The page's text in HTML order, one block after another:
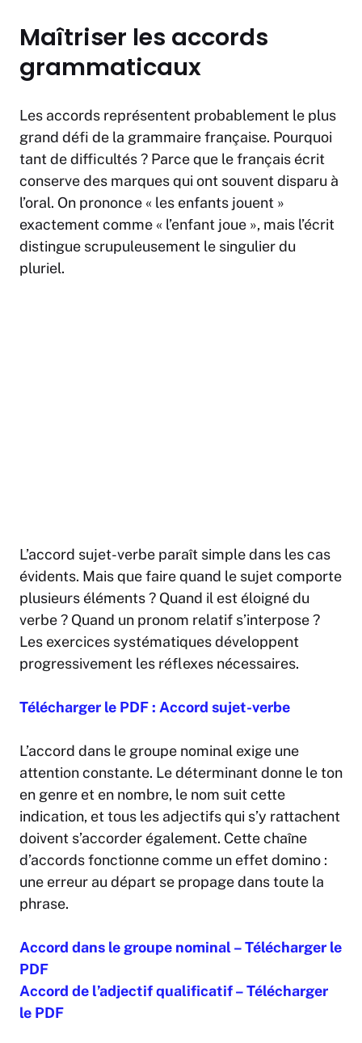
Maîtriser les accords
grammaticaux
Les accords représentent probablement le plus
grand défi de la grammaire française. Pourquoi
tant de difficultés ? Parce que le français écrit
conserve des marques qui ont souvent disparu à
l’oral. On prononce « les enfants jouent »
exactement comme « l’enfant joue », mais l’écrit
distingue scrupuleusement le singulier du
pluriel.
L’accord sujet-verbe paraît simple dans les cas
évidents. Mais que faire quand le sujet comporte
plusieurs éléments ? Quand il est éloigné du
verbe ? Quand un pronom relatif s’interpose ?
Les exercices systématiques développent
progressivement les réflexes nécessaires.
Télécharger le PDF : Accord sujet-verbe
L’accord dans le groupe nominal exige une
attention constante. Le déterminant donne le ton
en genre et en nombre, le nom suit cette
indication, et tous les adjectifs qui s’y rattachent
doivent s’accorder également. Cette chaîne
d’accords fonctionne comme un effet domino :
une erreur au départ se propage dans toute la
phrase.
Accord dans le groupe nominal – Télécharger le
PDF
Accord de l’adjectif qualificatif – Télécharger
le PDF